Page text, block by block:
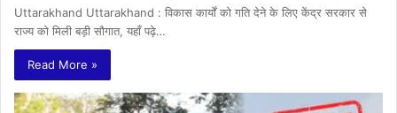
Uttarakhand Uttarakhand : विकास कार्यों को गति देने के लिए केंद्र सरकार से
राज्य को मिली बड़ी सौगात, यहाँ पढ़े…
Read More »